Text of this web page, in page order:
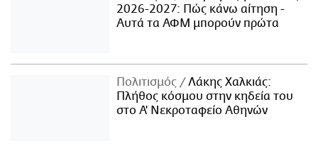
2026-2027: Πώς κάνω αίτηση -
Αυτά τα ΑΦΜ μπορούν πρώτα
Πολιτισμός
Λάκης Χαλκιάς:
Πλήθος κόσμου στην κηδεία του
στο Α' Νεκροταφείο Αθηνών